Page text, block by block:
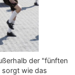
wie noch nie
wie noch nie
der "fünften
sorgt wie das